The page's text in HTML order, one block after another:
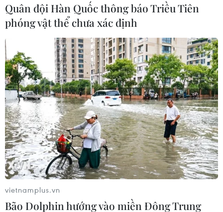
#AIDS #Thử nghiệm
#Lây nhiễm
#Hội chứng Suy giảm Miễn dịch ở người
Quân đội Hàn Quốc thông báo Triều Tiên
phóng vật thể chưa xác định
vietnamplus.vn
Bão Dolphin hướng vào miền Đông Trung